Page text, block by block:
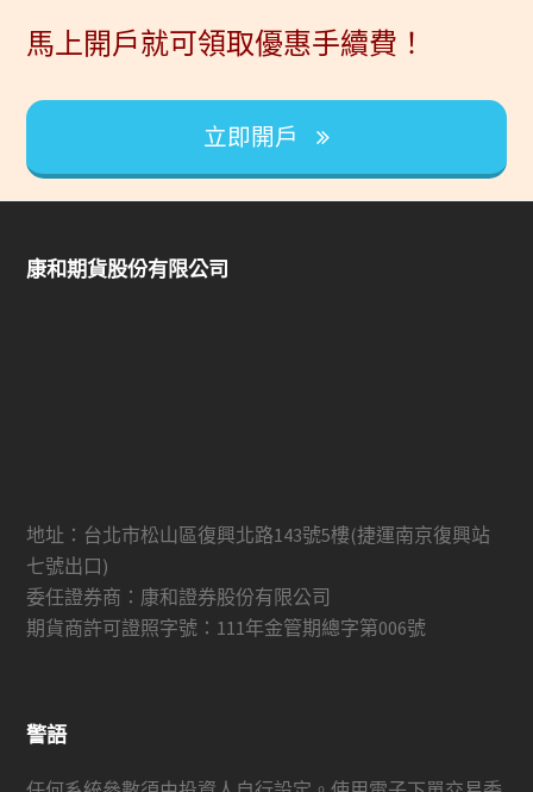
馬上開戶就可領取優惠手續費！
立即開戶
康和期貨股份有限公司
地址：台北市松山區復興北路143號5樓(捷運南京復興站
七號出口)
委任證券商：康和證券股份有限公司
期貨商許可證照字號：111年金管期總字第006號
警語